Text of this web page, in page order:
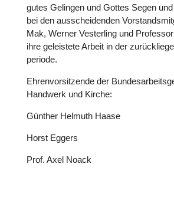
gutes Gelingen und Gottes Segen
bei den aus­schei­den­den
Mak, Werner Ves­ter­ling und
ihre geleis­tete Arbeit in der
pe­ri­ode.
Ehren­vor­sit­zende der
Handwerk und Kirche:
Günther Helmuth Haase
Horst Eggers
Prof. Axel Noack